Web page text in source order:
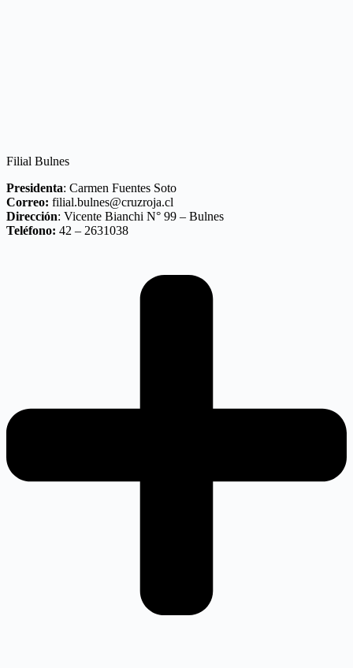
Filial Bulnes
Presidenta: Carmen Fuentes Soto
Correo: filial.bulnes@cruzroja.cl
Dirección: Vicente Bianchi N° 99 – Bulnes
Teléfono: 42 – 2631038